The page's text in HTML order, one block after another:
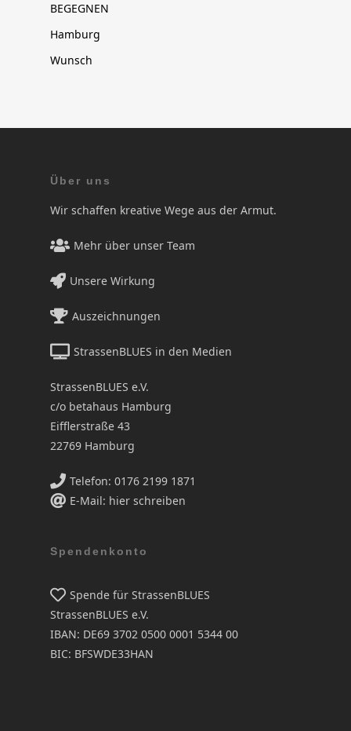
BEGEGNEN
Hamburg
Wunsch
Über uns
Wir schaffen kreative Wege aus der Armut.
Mehr über unser Team
Unsere Wirkung
Auszeichnungen
StrassenBLUES in den Medien
StrassenBLUES e.V.
c/o betahaus Hamburg
Eifflerstraße 43
22769 Hamburg
Telefon: 0176 2199 1871
E-Mail: hier schreiben
Spendenkonto
Spende für StrassenBLUES
StrassenBLUES e.V.
IBAN: DE69 3702 0500 0001 5344 00
BIC: BFSWDE33HAN